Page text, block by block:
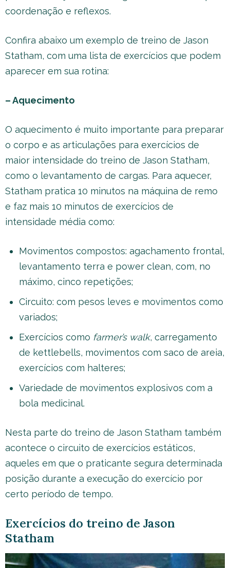
coordenação e reflexos.
Confira abaixo um exemplo de treino de Jason
Statham, com uma lista de exercícios que podem
aparecer em sua rotina:
– Aquecimento
O aquecimento é muito importante para preparar
o corpo e as articulações para exercícios de
maior intensidade do treino de Jason Statham,
como o levantamento de cargas. Para aquecer,
Statham pratica 10 minutos na máquina de remo
e faz mais 10 minutos de exercícios de
intensidade média como:
Movimentos compostos: agachamento frontal,
levantamento terra e power clean, com, no
máximo, cinco repetições;
Circuito: com pesos leves e movimentos como
variados;
Exercícios como farmer’s walk, carregamento
de kettlebells, movimentos com saco de areia,
exercícios com halteres;
Variedade de movimentos explosivos com a
bola medicinal.
Nesta parte do treino de Jason Statham também
acontece o circuito de exercícios estáticos,
aqueles em que o praticante segura determinada
posição durante a execução do exercício por
certo período de tempo.
Exercícios do treino de Jason
Statham